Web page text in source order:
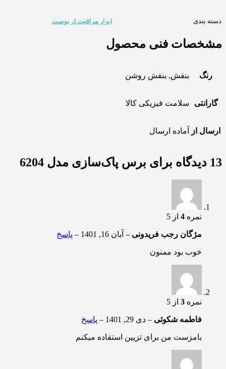
دسته بندی ابزار مراقبت از پوست
مشخصات فنی محصول
رنگ بنفش, بنفش روشن
گارانتی سلامت فیزیکی کالا
ارسال از آماده ارسال
13 دیدگاه برای برس پاک‌سازی مدل 6204
نمره 4 از 5
مژگان رجب فریدونی – آبان 16, 1401 – پاسخ
خوب بود ممنون
نمره 3 از 5
فاطمه شکوئی – دی 29, 1401 – پاسخ
بامزست من برای تزیین استفاده میکنم